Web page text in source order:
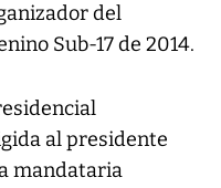
del
Sub-17 de 2014.
al presidente
mandataria